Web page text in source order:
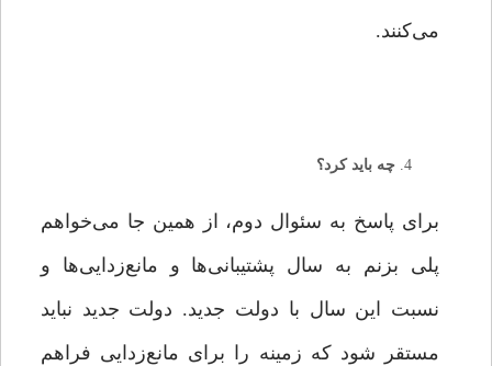
می‌کنند.
چه باید کرد؟
برای پاسخ به سئوال دوم، از همین‌ جا می‌خواهم
پلی بزنم به سال پشتیبانی‌ها و مانع‌زدایی‌ها و
نسبت این سال با دولت جدید. دولت جدید نباید
مستقر شود که زمینه را برای مانع‌زدایی فراهم